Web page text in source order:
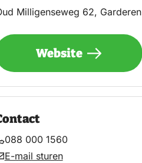
Milligenseweg 62, Garderen
Website
088 000 1560
E-mail sturen